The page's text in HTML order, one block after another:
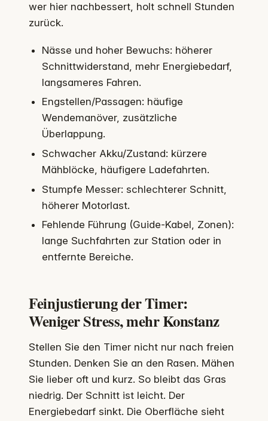
wer hier nachbessert, holt schnell Stunden
zurück.
Nässe und hoher Bewuchs: höherer
Schnittwiderstand, mehr Energiebedarf,
langsameres Fahren.
Engstellen/Passagen: häufige
Wendemanöver, zusätzliche
Überlappung.
Schwacher Akku/Zustand: kürzere
Mähblöcke, häufigere Ladefahrten.
Stumpfe Messer: schlechterer Schnitt,
höherer Motorlast.
Fehlende Führung (Guide-Kabel, Zonen):
lange Suchfahrten zur Station oder in
entfernte Bereiche.
Feinjustierung der Timer:
Weniger Stress, mehr Konstanz
Stellen Sie den Timer nicht nur nach freien
Stunden. Denken Sie an den Rasen. Mähen
Sie lieber oft und kurz. So bleibt das Gras
niedrig. Der Schnitt ist leicht. Der
Energiebedarf sinkt. Die Oberfläche sieht